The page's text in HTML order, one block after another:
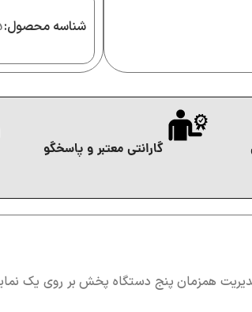
شناسه محصول:
گارانتی معتبر و پاسخگو
همزمان پنج دستگاه پخش بر روی یک